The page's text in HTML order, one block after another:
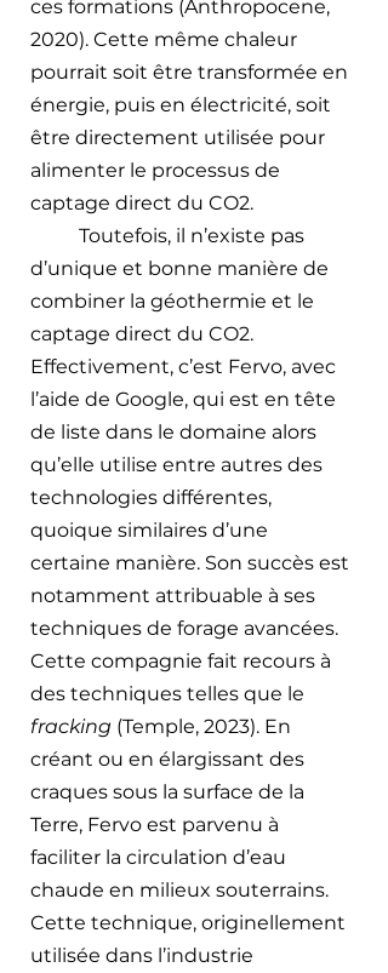
ces formations (Anthropocene,
2020). Cette même chaleur
pourrait soit être transformée en
énergie, puis en électricité, soit
être directement utilisée pour
alimenter le processus de
captage direct du CO2.
Toutefois, il n’existe pas
d’unique et bonne manière de
combiner la géothermie et le
captage direct du CO2.
Effectivement, c’est Fervo, avec
l’aide de Google, qui est en tête
de liste dans le domaine alors
qu’elle utilise entre autres des
technologies différentes,
quoique similaires d’une
certaine manière. Son succès est
notamment attribuable à ses
techniques de forage avancées.
Cette compagnie fait recours à
des techniques telles que le
fracking (Temple, 2023). En
créant ou en élargissant des
craques sous la surface de la
Terre, Fervo est parvenu à
faciliter la circulation d’eau
chaude en milieux souterrains.
Cette technique, originellement
utilisée dans l’industrie